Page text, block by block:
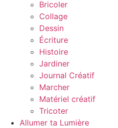
Bricoler
Collage
Dessin
Écriture
Histoire
Jardiner
Journal Créatif
Marcher
Matériel créatif
Tricoter
Allumer ta Lumière